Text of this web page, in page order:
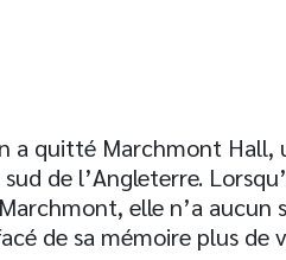
a quitté Marchmont Hall,
de l’Angleterre.
elle n’a aucun
de sa mémoire plus de